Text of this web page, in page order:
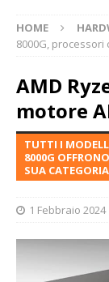
HOME
8000G, processori
AMD
motore
TUTTI I
8000G
SUA
1 Febbraio 2024